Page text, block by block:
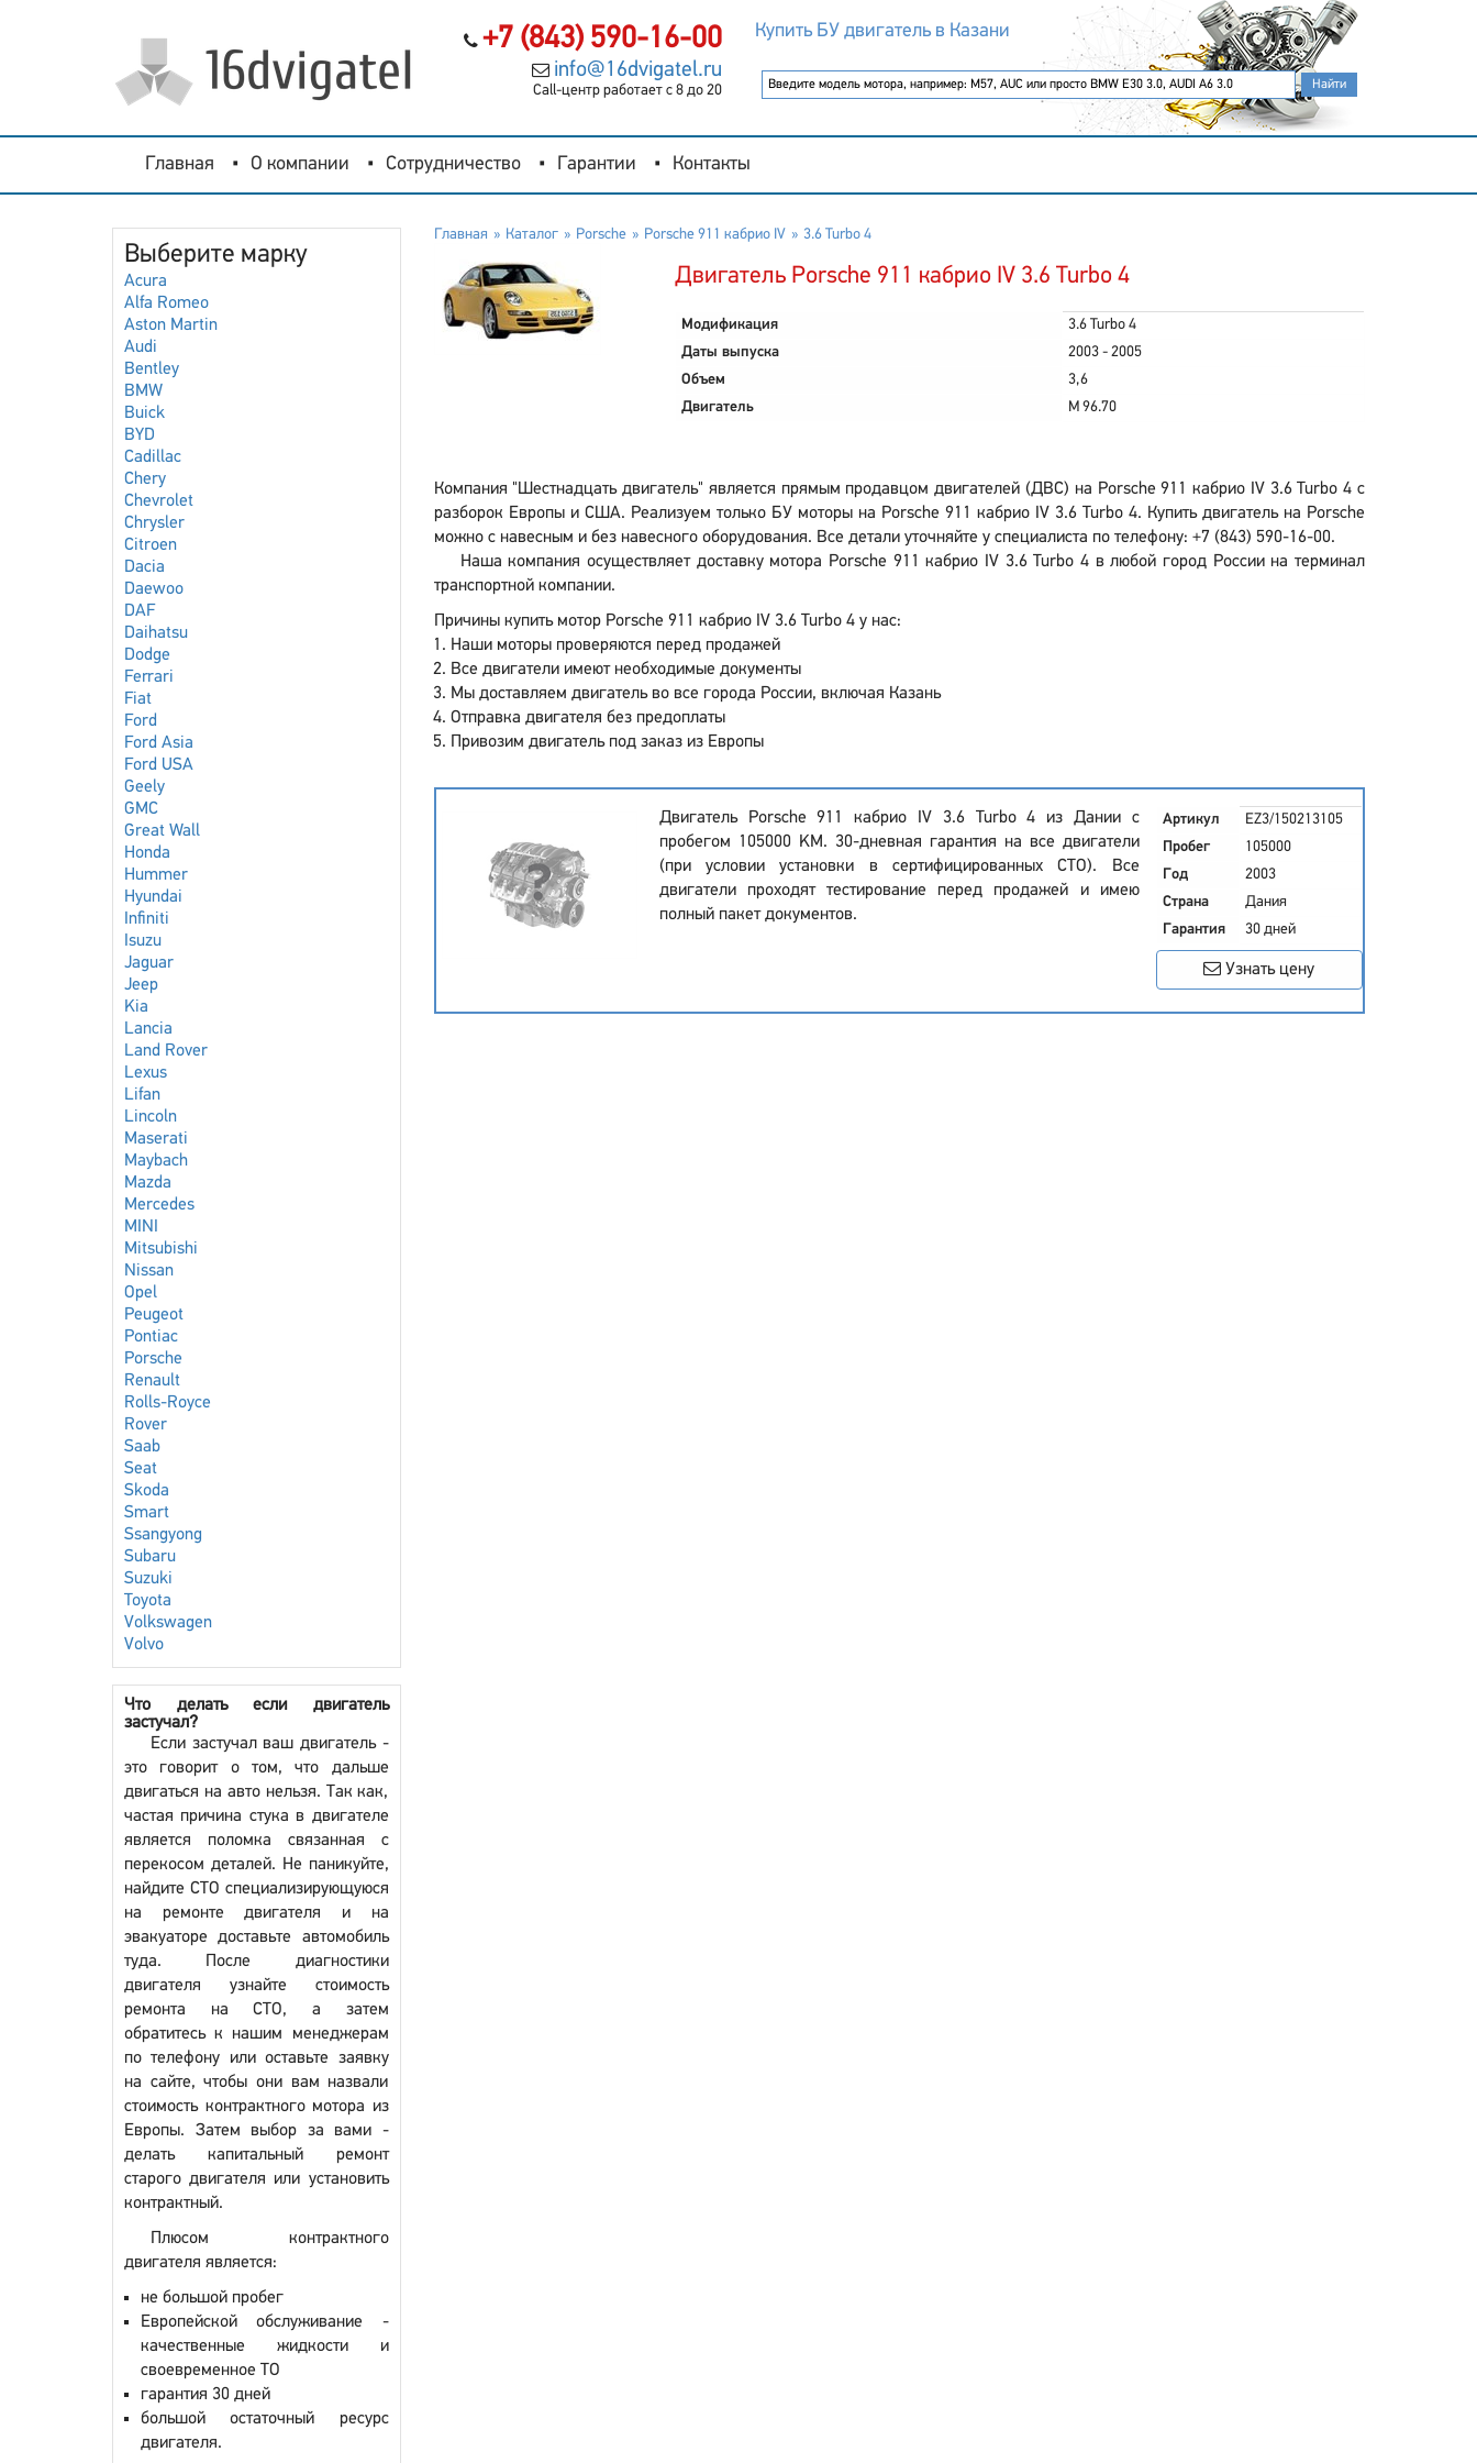
+7 (843) 590-16-00
info@16dvigatel.ru
Call-центр работает с 8 до 20
Купить БУ двигатель в Казани
Главная О компании Сотрудничество Гарантии Контакты
Выберите марку
Acura
Alfa Romeo
Aston Martin
Audi
Bentley
BMW
Buick
BYD
Cadillac
Chery
Chevrolet
Chrysler
Citroen
Dacia
Daewoo
DAF
Daihatsu
Dodge
Ferrari
Fiat
Ford
Ford Asia
Ford USA
Geely
GMC
Great Wall
Honda
Hummer
Hyundai
Infiniti
Isuzu
Jaguar
Jeep
Kia
Lancia
Land Rover
Lexus
Lifan
Lincoln
Maserati
Maybach
Mazda
Mercedes
MINI
Mitsubishi
Nissan
Opel
Peugeot
Pontiac
Porsche
Renault
Rolls-Royce
Rover
Saab
Seat
Skoda
Smart
Ssangyong
Subaru
Suzuki
Toyota
Volkswagen
Volvo
Что делать если двигатель
застучал?
Если застучал ваш двигатель -
это говорит о том, что дальше
двигаться на авто нельзя. Так как,
частая причина стука в двигателе
является поломка связанная с
перекосом деталей. Не паникуйте,
найдите СТО специализирующуюся
на ремонте двигателя и на
эвакуаторе доставьте автомобиль
туда. После диагностики
двигателя узнайте стоимость
ремонта на СТО, а затем
обратитесь к нашим менеджерам
по телефону или оставьте заявку
на сайте, чтобы они вам назвали
стоимость контрактного мотора из
Европы. Затем выбор за вами -
делать капитальный ремонт
старого двигателя или установить
контрактный.
Плюсом контрактного
двигателя является:
не большой пробег
Европейской обслуживание -
качественные жидкости и
своевременное ТО
гарантия 30 дней
большой остаточный ресурс
двигателя.
Главная Каталог Porsche Porsche 911 кабрио IV 3.6 Turbo 4
Двигатель Porsche 911 кабрио IV 3.6 Turbo 4
Модификация
3.6 Turbo 4
Даты выпуска
2003 - 2005
Объем
3,6
Двигатель
M 96.70
Компания "Шестнадцать двигатель" является прямым продавцом двигателей (ДВС) на Porsche 911 кабрио IV 3.6 Turbo 4 с
разборок Европы и США. Реализуем только БУ моторы на Porsche 911 кабрио IV 3.6 Turbo 4. Купить двигатель на Porsche
можно с навесным и без навесного оборудования. Все детали уточняйте у специалиста по телефону: +7 (843) 590-16-00.
Наша компания осуществляет доставку мотора Porsche 911 кабрио IV 3.6 Turbo 4 в любой город России на терминал
транспортной компании.
Причины купить мотор Porsche 911 кабрио IV 3.6 Turbo 4 у нас:
Наши моторы проверяются перед продажей
Все двигатели имеют необходимые документы
Мы доставляем двигатель во все города России, включая Казань
Отправка двигателя без предоплаты
Привозим двигатель под заказ из Европы
Двигатель Porsche 911 кабрио IV 3.6 Turbo 4 из Дании с
пробегом 105000 KM. 30-дневная гарантия на все двигатели
(при условии установки в сертифицированных СТО). Все
двигатели проходят тестирование перед продажей и имею
полный пакет документов.
Артикул
EZ3/150213105
Пробег
105000
Год
2003
Страна
Дания
Гарантия
30 дней
Узнать цену